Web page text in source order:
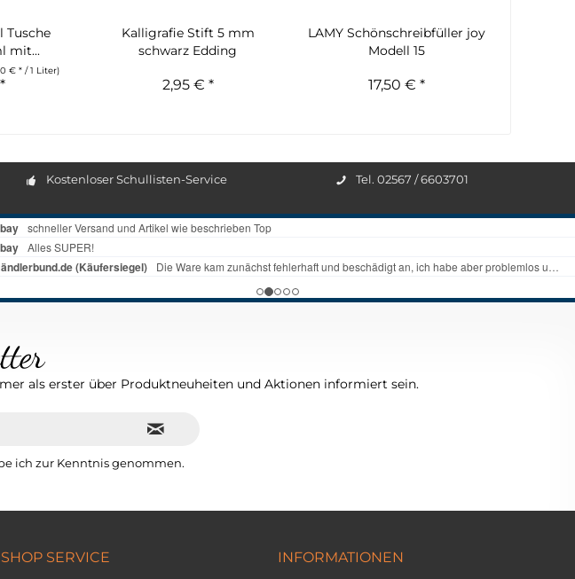
Tusche
mit...
€ * / 1 Liter)
Kalligrafie Stift 5 mm
schwarz Edding
2,95 € *
LAMY Schönschreibfüller joy
Modell 15
17,50 € *
Kostenloser Schullisten-Service Tel. 02567 / 6603701
als erster über Produktneuheiten und Aktionen informiert sein.
ich zur Kenntnis genommen.
SHOP SERVICE INFORMATIONEN